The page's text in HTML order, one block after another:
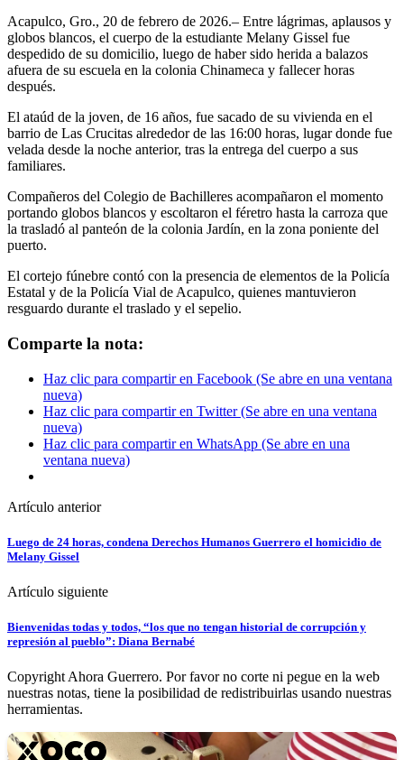
Acapulco, Gro., 20 de febrero de 2026.– Entre lágrimas, aplausos y
globos blancos, el cuerpo de la estudiante Melany Gissel fue
despedido de su domicilio, luego de haber sido herida a balazos
afuera de su escuela en la colonia Chinameca y fallecer horas
después.
El ataúd de la joven, de 16 años, fue sacado de su vivienda en el
barrio de Las Crucitas alrededor de las 16:00 horas, lugar donde fue
velada desde la noche anterior, tras la entrega del cuerpo a sus
familiares.
Compañeros del Colegio de Bachilleres acompañaron el momento
portando globos blancos y escoltaron el féretro hasta la carroza que
la trasladó al panteón de la colonia Jardín, en la zona poniente del
puerto.
El cortejo fúnebre contó con la presencia de elementos de la Policía
Estatal y de la Policía Vial de Acapulco, quienes mantuvieron
resguardo durante el traslado y el sepelio.
Comparte la nota:
Haz clic para compartir en Facebook (Se abre en una ventana
nueva)
Haz clic para compartir en Twitter (Se abre en una ventana
nueva)
Haz clic para compartir en WhatsApp (Se abre en una
ventana nueva)
Artículo anterior
Luego de 24 horas, condena Derechos Humanos Guerrero el homicidio de
Melany Gissel
Artículo siguiente
Bienvenidas todas y todos, “los que no tengan historial de corrupción y
represión al pueblo”: Diana Bernabé
Copyright Ahora Guerrero. Por favor no corte ni pegue en la web
nuestras notas, tiene la posibilidad de redistribuirlas usando nuestras
herramientas.